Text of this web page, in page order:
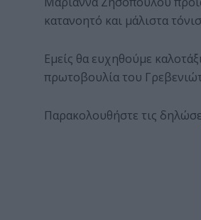
κατανοητό και μάλιστα
Εμείς θα ευχηθούμε
πρωτοβουλία του
Παρακολουθήστε τις